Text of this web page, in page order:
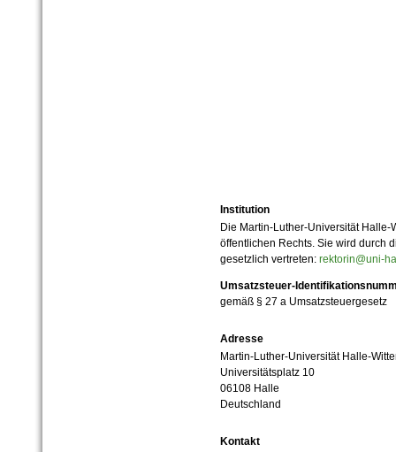
Institution
Die Martin-Luther-Universität
öffentlichen Rechts. Sie wird durch
gesetzlich vertreten: rektorin@uni-
Umsatzsteuer-
gemäß § 27 a Umsatzsteuergesetz
Adresse
Martin-Luther-Universität Halle-
Universitätsplatz 10
06108 Halle
Deutschland
Kontakt